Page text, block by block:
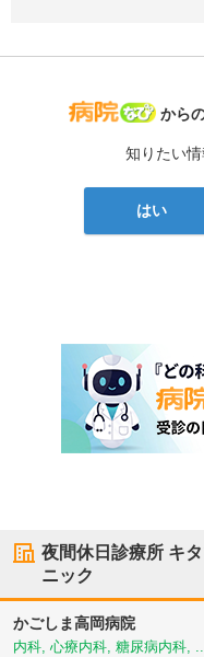
病院
から
知りたい
はい
夜間休日診療所 キ
ニック
かごしま高岡病院
内科, 心療内科, 糖尿病内科, ...